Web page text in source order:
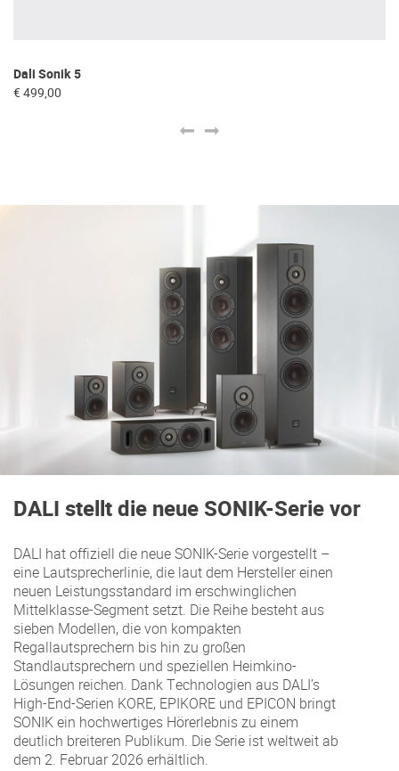
Dali Sonik 5
€ 499,00
DALI stellt die neue SONIK-Serie vor
DALI hat offiziell die neue SONIK-Serie vorgestellt –
eine Lautsprecherlinie, die laut dem Hersteller einen
neuen Leistungsstandard im erschwinglichen
Mittelklasse-Segment setzt. Die Reihe besteht aus
sieben Modellen, die von kompakten
Regallautsprechern bis hin zu großen
Standlautsprechern und speziellen Heimkino-
Lösungen reichen. Dank Technologien aus DALI’s
High-End-Serien KORE, EPIKORE und EPICON bringt
SONIK ein hochwertiges Hörerlebnis zu einem
deutlich breiteren Publikum. Die Serie ist weltweit ab
dem 2. Februar 2026 erhältlich.